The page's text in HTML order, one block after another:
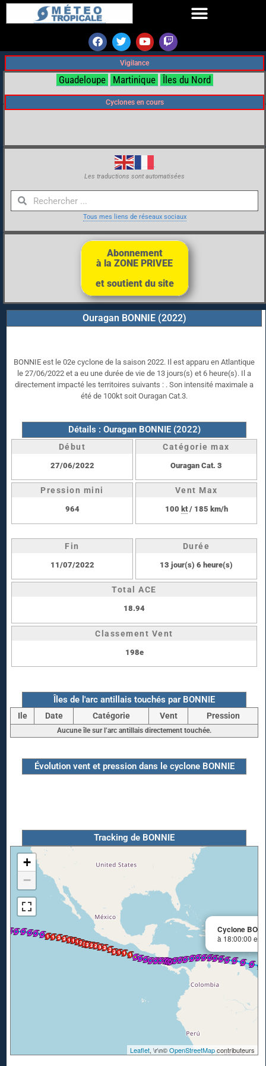
Vigilance
Guadeloupe Martinique Îles du Nord
Cyclones en cours
Les traductions sont automatisées
Tous mes liens de réseaux sociaux
Abonnement
à la ZONE PRIVEE
et soutient du site
Ouragan BONNIE (2022)
BONNIE est le 02e cyclone de la saison 2022. Il est apparu en Atlantique
le 27/06/2022 et a eu une durée de vie de 13 jours(s) et 6 heure(s). Il a
directement impacté les territoires suivants : . Son intensité maximale a
été de 100kt soit Ouragan Cat.3.
Détails : Ouragan BONNIE (2022)
Début
27/06/2022
Catégorie max
Ouragan Cat. 3
Pression mini
964
Vent Max
100 kt/ 185 km/h
Fin
11/07/2022
Durée
13 jour(s) 6 heure(s)
Total ACE
18.94
Classement Vent
198e
Îles de l'arc antillais touchés par BONNIE
Ile Date Catégorie Vent Pression
Aucune île sur l’arc antillais directement touchée.
Évolution vent et pression dans le cyclone BONNIE
Tracking de BONNIE
Cyclone
à 18:00:00 en
+
−
Leaflet, \r\n©OpenStreetMapcontributeurs